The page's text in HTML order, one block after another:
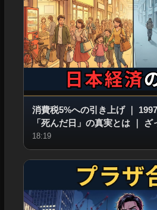
消費税5%への引き上げ｜
「死んだ日」の真実とは｜ ざ
18:19